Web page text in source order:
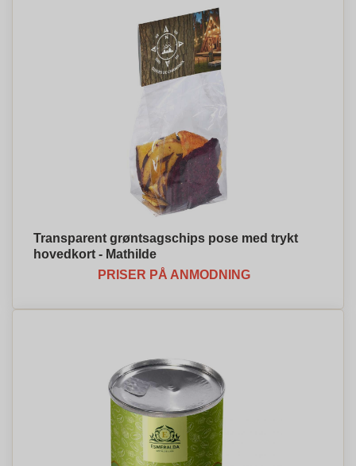
Transparent grøntsagschips pose med trykt
hovedkort - Mathilde
PRISER PÅ ANMODNING